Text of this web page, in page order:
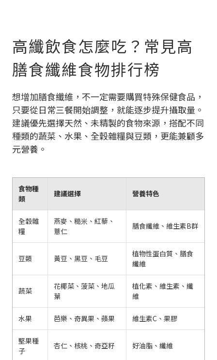
高纖飲食怎麼吃？常見高
膳食纖維食物排行榜
想增加膳食纖維，不一定需要購買特殊保健食品，
只要從日常三餐開始調整，就能逐步提升攝取量。
建議優先選擇天然、未精製的食物來源，搭配不同
種類的蔬菜、水果、全穀雜糧與豆類，更能兼顧多
元營養。
食物種
類
建議選擇 營養特色
全穀雜
糧
燕麥、糙米、紅藜、
薏仁
膳食纖維、維生素B群
豆類 黃豆、黑豆、毛豆
植物性蛋白質、膳食
纖維
蔬菜
花椰菜、菠菜、地瓜
葉
植化素、維生素、纖
維
水果 芭樂、奇異果、蘋果 維生素C、果膠
堅果種
子
杏仁、核桃、奇亞籽 好油脂、纖維